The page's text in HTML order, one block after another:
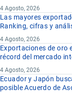
4 Agosto, 2026
Las mayores
Ranking, cifras y
4 Agosto, 2026
Exportaciones de oro
récord del mercado
4 Agosto, 2026
Ecuador y Japón
posible Acuerdo de